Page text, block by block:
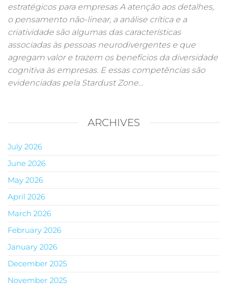
estratégicos para empresas A atenção aos detalhes,
o pensamento não-linear, a análise crítica e a
criatividade são algumas das características
associadas às pessoas neurodivergentes e que
agregam valor e trazem os benefícios da diversidade
cognitiva às empresas. E essas competências são
evidenciadas pela Stardust Zone…
ARCHIVES
July 2026
June 2026
May 2026
April 2026
March 2026
February 2026
January 2026
December 2025
November 2025